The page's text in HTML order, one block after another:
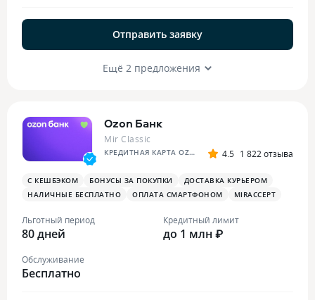
Отправить заявку
Ещё 2 предложения
Ozon Банк
Mir Classic
КРЕДИТНАЯ КАРТА OZON 4.5 1 822 отзыва
С КЕШБЭКОМ БОНУСЫ ЗА ПОКУПКИ
ДОСТАВКА КУРЬЕРОМ
НАЛИЧНЫЕ БЕСПЛАТНО
ОПЛАТА СМАРТФОНОМ MIRACCEPT
Льготный период
80 дней
Кредитный лимит
до 1 млн ₽
Обслуживание
Бесплатно